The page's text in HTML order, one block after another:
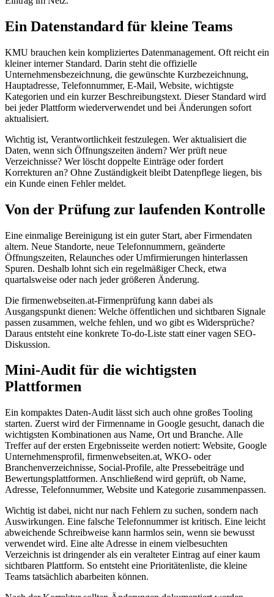
Ein Datenstandard für kleine Teams
KMU brauchen kein kompliziertes Datenmanagement. Oft reicht ein
kleiner interner Standard. Darin steht die offizielle
Unternehmensbezeichnung, die gewünschte Kurzbezeichnung,
Hauptadresse, Telefonnummer, E-Mail, Website, wichtigste
Kategorien und ein kurzer Beschreibungstext. Dieser Standard wird
bei jeder Plattform wiederverwendet und bei Änderungen sofort
aktualisiert.
Wichtig ist, Verantwortlichkeit festzulegen. Wer aktualisiert die
Daten, wenn sich Öffnungszeiten ändern? Wer prüft neue
Verzeichnisse? Wer löscht doppelte Einträge oder fordert
Korrekturen an? Ohne Zuständigkeit bleibt Datenpflege liegen, bis
ein Kunde einen Fehler meldet.
Von der Prüfung zur laufenden Kontrolle
Eine einmalige Bereinigung ist ein guter Start, aber Firmendaten
altern. Neue Standorte, neue Telefonnummern, geänderte
Öffnungszeiten, Relaunches oder Umfirmierungen hinterlassen
Spuren. Deshalb lohnt sich ein regelmäßiger Check, etwa
quartalsweise oder nach jeder größeren Änderung.
Die firmenwebseiten.at-Firmenprüfung kann dabei als
Ausgangspunkt dienen: Welche öffentlichen und sichtbaren Signale
passen zusammen, welche fehlen, und wo gibt es Widersprüche?
Daraus entsteht eine konkrete To-do-Liste statt einer vagen SEO-
Diskussion.
Mini-Audit für die wichtigsten
Plattformen
Ein kompaktes Daten-Audit lässt sich auch ohne großes Tooling
starten. Zuerst wird der Firmenname in Google gesucht, danach die
wichtigsten Kombinationen aus Name, Ort und Branche. Alle
Treffer auf der ersten Ergebnisseite werden notiert: Website, Google
Unternehmensprofil, firmenwebseiten.at, WKO- oder
Branchenverzeichnisse, Social-Profile, alte Pressebeiträge und
Bewertungsplattformen. Anschließend wird geprüft, ob Name,
Adresse, Telefonnummer, Website und Kategorie zusammenpassen.
Wichtig ist dabei, nicht nur nach Fehlern zu suchen, sondern nach
Auswirkungen. Eine falsche Telefonnummer ist kritisch. Eine leicht
abweichende Schreibweise kann harmlos sein, wenn sie bewusst
verwendet wird. Eine alte Adresse in einem vielbesuchten
Verzeichnis ist dringender als ein veralteter Eintrag auf einer kaum
sichtbaren Plattform. So entsteht eine Prioritätenliste, die kleine
Teams tatsächlich abarbeiten können.